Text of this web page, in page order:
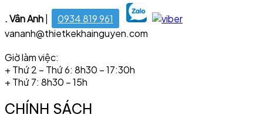
. Vân Anh
0934 819 961
vananh@thietkekhainguyen.com
Giờ làm việc:
+ Thứ 2 – Thứ 6: 8h30 – 17:30h
+ Thứ 7: 8h30 – 15h
CHÍNH SÁCH